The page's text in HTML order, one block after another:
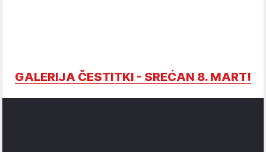
GALERIJA ČESTITKI - SREĆAN 8. MART!